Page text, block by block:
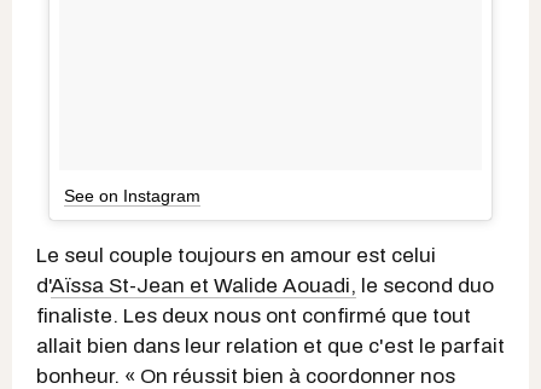
See on Instagram
Le seul couple toujours en amour est celui
d'Aïssa St-Jean et Walide Aouadi, le second duo
finaliste. Les deux nous ont confirmé que tout
allait bien dans leur relation et que c'est le parfait
bonheur. « On réussit bien à coordonner nos